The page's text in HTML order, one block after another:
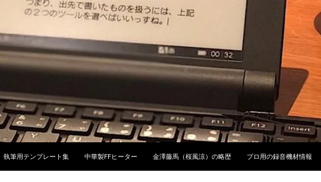
執筆用テンプレート集 中華製FFヒーター 金澤藤馬（桜風涼）の略歴 プロ用の録音機材情報